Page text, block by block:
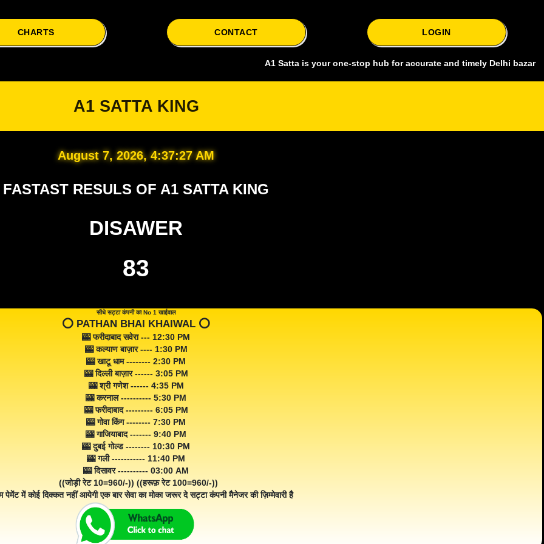
CHARTS CONTACT LOGIN
A1 Satta is your one-stop hub for accurate and timely Delhi bazar satta
A1 SATTA KING
August 7, 2026, 4:37:28 AM
FASTAST RESULS OF A1 SATTA KING
DISAWER
83
सीधे सट्टा कंपनी का No 1 खाईवाल
⭕️ PATHAN BHAI KHAIWAL ⭕️
🎰 फरीदाबाद सवेरा --- 12:30 PM
🎰 कल्याण बाज़ार ---- 1:30 PM
🎰 खाटू धाम -------- 2:30 PM
🎰 दिल्ली बाज़ार ------ 3:05 PM
🎰 श्री गणेश ------ 4:35 PM
🎰 करनाल ---------- 5:30 PM
🎰 फरीदाबाद --------- 6:05 PM
🎰 गोवा किंग -------- 7:30 PM
🎰 गाजियाबाद ------- 9:40 PM
🎰 दुबई गोल्ड -------- 10:30 PM
🎰 गली ----------- 11:40 PM
🎰 दिसावर ---------- 03:00 AM
((जोड़ी रेट 10=960/-)) ((हरूफ़ रेट 100=960/-))
पेमेंट में कोई दिक्कत नहीं आयेगी एक बार सेवा का मोका जरूर दे सट्टा कंपनी मैनेजर की ज़िम्मेवारी है